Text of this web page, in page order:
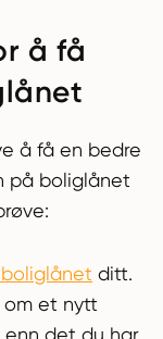
å få
å få en bedre
på boliglånet
ditt.
et nytt
enn det du har